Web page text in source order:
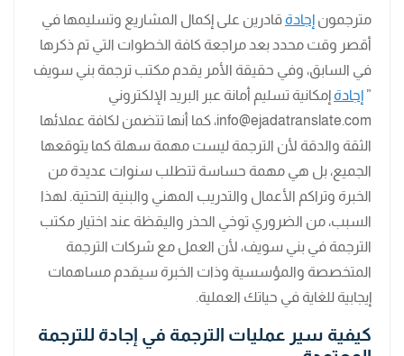
مترجمون إجادة قادرين على إكمال المشاريع وتسليمها في
أقصر وقت محدد بعد مراجعة كافة الخطوات التي تم ذكرها
في السابق، وفي حقيقة الأمر يقدم مكتب ترجمة بني سويف
” إجادة إمكانية تسليم أمانة عبر البريد الإلكتروني
info@ejadatranslate.com، كما أنها تتضمن لكافة عملائها
الثقة والدقة لأن الترجمة ليست مهمة سهلة كما يتوقعها
الجميع، بل هي مهمة حساسة تتطلب سنوات عديدة من
الخبرة وتراكم الأعمال والتدريب المهني والبنية التحتية. لهذا
السبب، من الضروري توخي الحذر واليقظة عند اختيار مكتب
الترجمة في بني سويف، لأن العمل مع شركات الترجمة
المتخصصة والمؤسسية وذات الخبرة سيقدم مساهمات
إيجابية للغاية في حياتك العملية.
كيفية سير عمليات الترجمة في إجادة للترجمة